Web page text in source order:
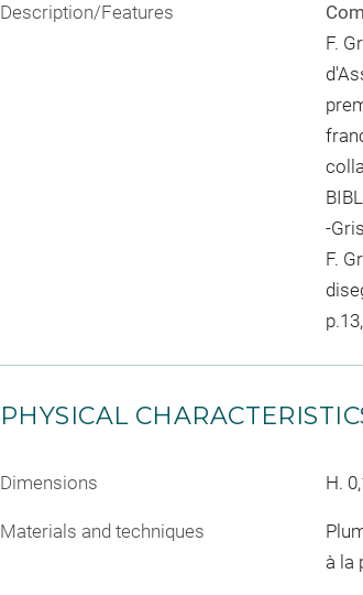
Description/Features
F.
-
F.
PHYSICAL
Dimensions H.
Materials and techniques
à la